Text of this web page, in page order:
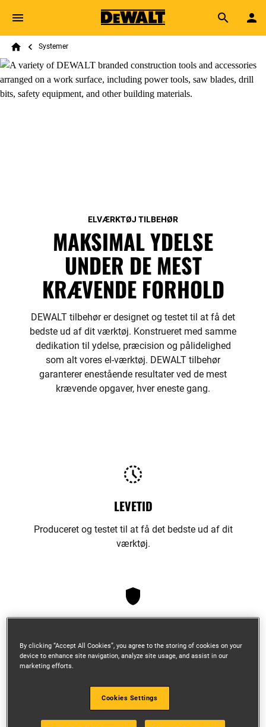
Skip to main content
Search
Breadcrumb
Systemer
ELVÆRKTØJ TILBEHØR
MAKSIMAL YDELSE
UNDER DE MEST
KRÆVENDE FORHOLD
DEWALT tilbehør er designet og testet til at få det
bedste ud af dit værktøj. Konstrueret med samme
dedikation til ydelse, præcision og pålidelighed
som alt vores el-værktøj. DEWALT tilbehør
garanterer enestående resultater ved de mest
krævende opgaver, hver eneste gang.
LEVETID
Produceret og testet til at få det bedste ud af dit
værktøj.
Produceret og testet med samme præcision og
By clicking “Accept All Cookies”, you agree to the storing of cookies on your
device to enhance site navigation, analyze site usage, and assist in our
marketing efforts.
Cookies Settings